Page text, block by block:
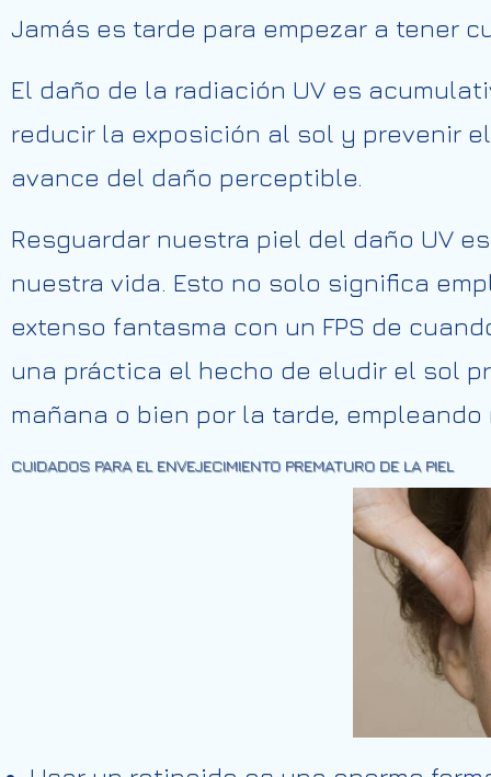
Jamás es tarde para empezar a tener
El daño de la radiación UV es
reducir la exposición al sol y prevenir
avance del daño perceptible.
Resguardar nuestra piel del daño UV
nuestra vida. Esto no solo significa
extenso fantasma con un FPS de
una práctica el hecho de eludir el sol
mañana o bien por la tarde,
CUIDADOS PARA EL ENVEJECIMIENTO PREMATURO DE LA PIEL